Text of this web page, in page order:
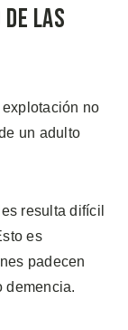
de las
no
un adulto
resulta difícil
es
padecen
demencia.